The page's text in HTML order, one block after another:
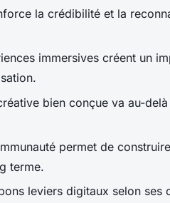
la crédibilité et la
immersives créent un
bien conçue va au-
permet de
terme.
leviers digitaux selon ses